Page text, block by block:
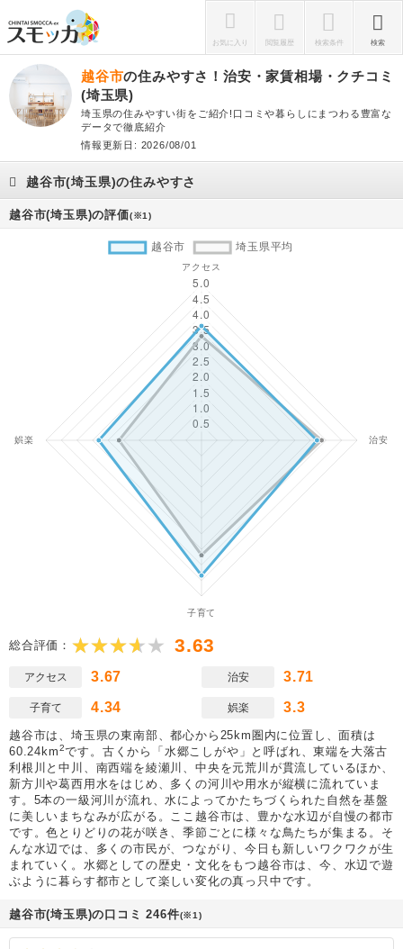
お気に入り 閲覧履歴 検索条件 検索
越谷市の住みやすさ！治安・家賃相場・クチコミ
(埼玉県)
埼玉県の住みやすい街をご紹介!口コミや暮らしにまつわる豊富な
データで徹底紹介
情報更新日: 2026/08/01
越谷市(埼玉県)の住みやすさ
越谷市(埼玉県)の評価(※1)
総合評価： 3.63
アクセス 3.67 治安 3.71
子育て 4.34 娯楽 3.3
越谷市は、埼玉県の東南部、都心から25km圏内に位置し、面積は
60.24km2です。古くから「水郷こしがや」と呼ばれ、東端を大落古
利根川と中川、南西端を綾瀬川、中央を元荒川が貫流しているほか、
新方川や葛西用水をはじめ、多くの河川や用水が縦横に流れていま
す。5本の一級河川が流れ、水によってかたちづくられた自然を基盤
に美しいまちなみが広がる。ここ越谷市は、豊かな水辺が自慢の都市
です。色とりどりの花が咲き、季節ごとに様々な鳥たちが集まる。そ
んな水辺では、多くの市民が、つながり、今日も新しいワクワクが生
まれていく。水郷としての歴史・文化をもつ越谷市は、今、水辺で遊
ぶように暮らす都市として楽しい変化の真っ只中です。
越谷市(埼玉県)の口コミ 246件(※1)